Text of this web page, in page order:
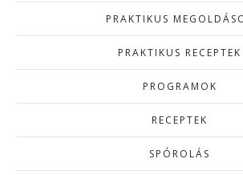
PRAKTIKUS
PRAKTIKUS RECEPTEK
PROGRAMOK
RECEPTEK
SPÓROLÁS